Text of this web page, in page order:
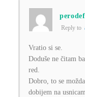
Reply to
Vratio si se.
Doduše ne čitam
red.
Dobro, to se
dobijem na